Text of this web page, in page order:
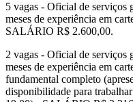
5 vagas - Oficial de serviços
meses de experiência em
SALÁRIO R$ 2.600,00.
2 vagas - Oficial de serviços
meses de experiência em
fundamental completo
disponibilidade para